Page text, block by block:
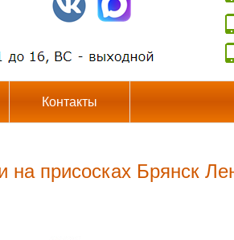
Контакты
на присосках Брянск